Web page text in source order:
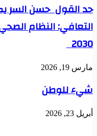
حد القول حسن السر
2030
مارس 19, 2026
شيء للوطن
أبريل 23, 2026